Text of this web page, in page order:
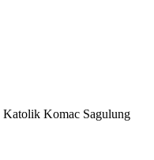
Katolik Komac Sagulung